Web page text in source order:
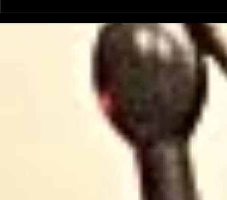
passe entre nous: la
sécurité sous les lignes
électriques avec
passe
l'ALEDA